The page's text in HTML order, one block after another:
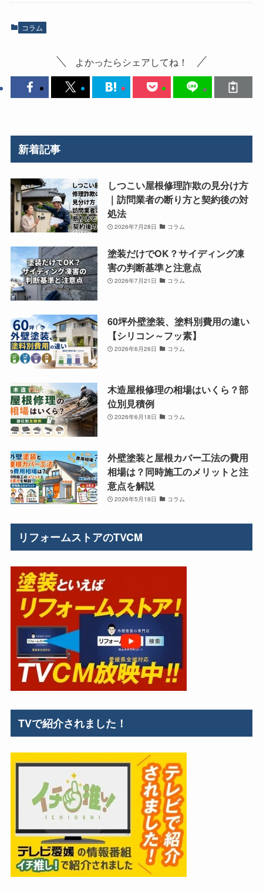
コラム
よかったらシェアしてね！
新着記事
しつこい屋根修理詐欺の見分け方
｜訪問業者の断り方と契約後の対
処法
2026年7月28日 コラム
塗装だけでOK？サイディング凍
害の判断基準と注意点
2026年7月21日 コラム
60坪外壁塗装、塗料別費用の違い
【シリコン～フッ素】
2026年6月26日 コラム
木造屋根修理の相場はいくら？部
位別見積例
2026年6月18日 コラム
外壁塗装と屋根カバー工法の費用
相場は？同時施工のメリットと注
意点を解説
2026年5月18日 コラム
リフォームストアのTVCM
TVで紹介されました！